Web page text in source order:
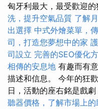
匈牙利最大，最受歡迎的
洗，提升空氣品質 了解
出選擇 中式外燴菜單，
司，打造您夢想中的家
司設立 完善的SEO優化
相傳的安息地 有趣而有
描述和信息。 今年的狂
日，活動的座右銘是戲劇
聽器價格，了解市場上